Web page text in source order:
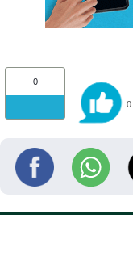
0
0